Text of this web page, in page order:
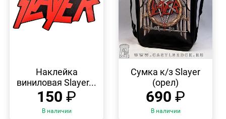
ПРОСМОТР
Наклейка
виниловая Slayer...
150 ₽
В наличии
ПРОСМОТР
Сумка к/з Slayer
(орел)
690 ₽
В наличии